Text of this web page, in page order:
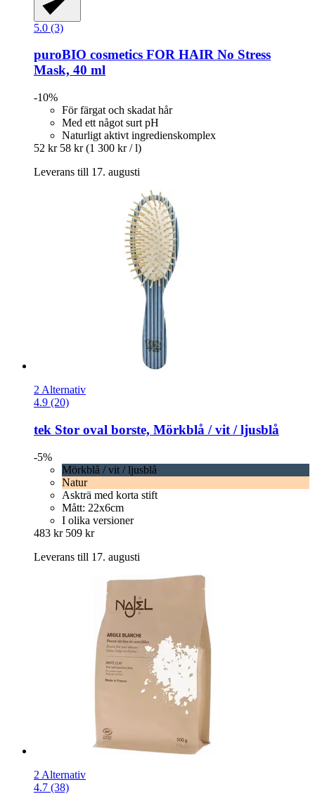
5.0 (3)
puroBIO cosmetics FOR HAIR No Stress
Mask, 40 ml
-10%
För färgat och skadat hår
Med ett något surt pH
Naturligt aktivt ingredienskomplex
52 kr 58 kr (1 300 kr / l)
Leverans till 17. augusti
2 Alternativ
4.9 (20)
tek Stor oval borste, Mörkblå / vit / ljusblå
-5%
Mörkblå / vit / ljusblå
Natur
Askträ med korta stift
Mått: 22x6cm
I olika versioner
483 kr 509 kr
Leverans till 17. augusti
2 Alternativ
4.7 (38)